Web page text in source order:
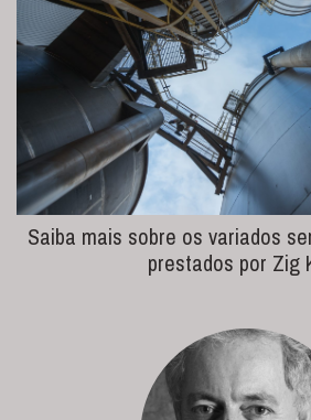
Saiba mais sobre os variados
prestados por Zig